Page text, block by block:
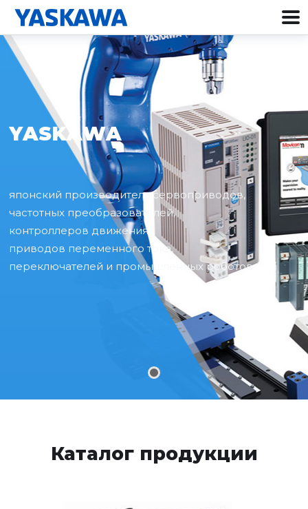
YASKAWA
японский производитель сервоприводов,
частотных преобразователей,
контроллеров движения,
приводов переменного тока,
переключателей и промышленных роботов
Каталог продукции